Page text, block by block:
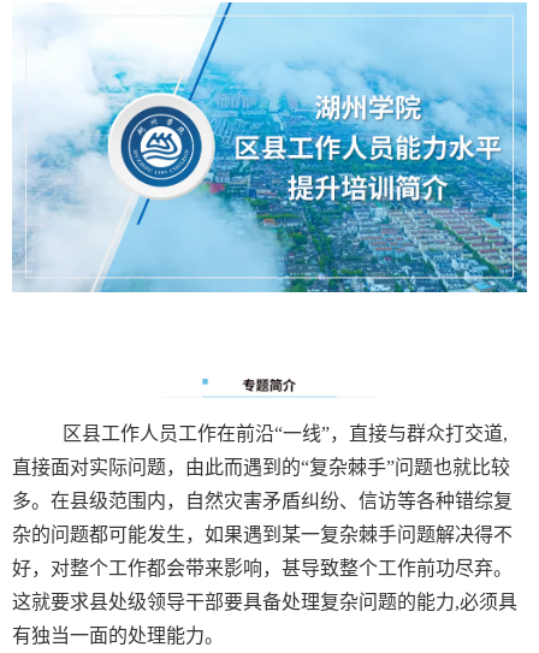
区县工作人员工作在前沿“一线”，直接与群众打交道,
直接面对实际问题，由此而遇到的“复杂棘手”问题也就比较
多。在县级范围内，自然灾害矛盾纠纷、信访等各种错综复
杂的问题都可能发生，如果遇到某一复杂棘手问题解决得不
好，对整个工作都会带来影响，甚导致整个工作前功尽弃。
这就要求县处级领导干部要具备处理复杂问题的能力,必须具
有独当一面的处理能力。